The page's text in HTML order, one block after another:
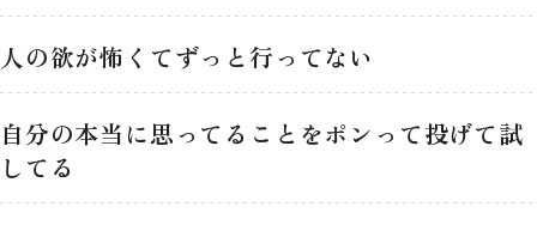
人の欲が怖くてずっと行ってない
自分の本当に思ってることをポンって投げて試
してる